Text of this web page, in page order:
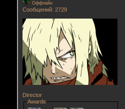
Оффлайн
Сообщений: 2729
Director
Awards